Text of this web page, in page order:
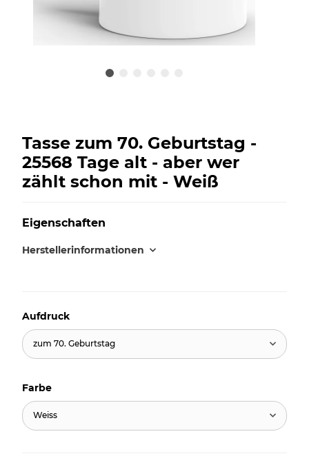
Tasse zum 70. Geburtstag -
25568 Tage alt - aber wer
zählt schon mit - Weiß
Eigenschaften
Herstellerinformationen
Aufdruck
zum 70. Geburtstag
Farbe
Weiss